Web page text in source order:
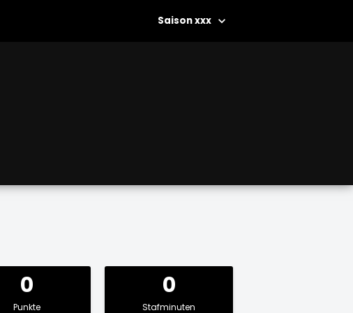
xxx
0
Punkte
0
Stafminuten